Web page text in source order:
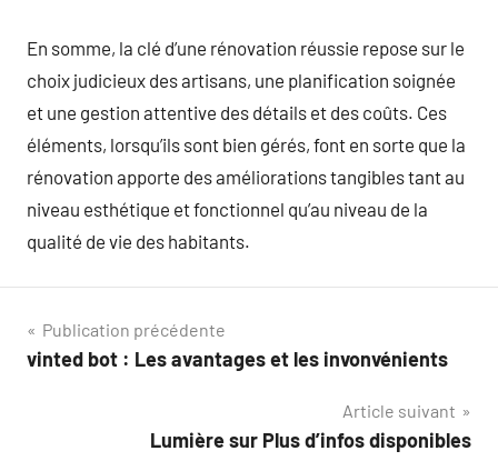
En somme, la clé d’une rénovation réussie repose sur le
choix judicieux des artisans, une planification soignée
et une gestion attentive des détails et des coûts. Ces
éléments, lorsqu’ils sont bien gérés, font en sorte que la
rénovation apporte des améliorations tangibles tant au
niveau esthétique et fonctionnel qu’au niveau de la
qualité de vie des habitants.
Navigation
de
Publication précédente
vinted bot : Les avantages et les invonvénients
Article suivant
Lumière sur Plus d’infos disponibles